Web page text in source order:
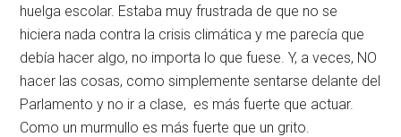
huelga escolar. Estaba muy frustrada de que no se
hiciera nada contra la crisis climática y me parecía que
debía hacer algo, no importa lo que fuese. Y, a veces, NO
hacer las cosas, como simplemente sentarse delante del
Parlamento y no ir a clase, es más fuerte que actuar.
Como un murmullo es más fuerte que un grito.